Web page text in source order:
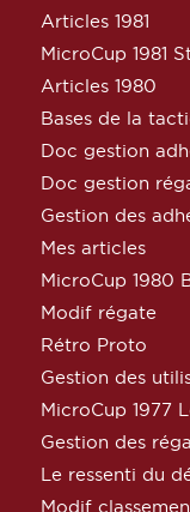
Articles 1981
MicroCup 1981
Articles 1980
Bases de la
Doc gestion
Doc gestion
Gestion des
Mes articles
MicroCup 1980
Modif régate
Rétro Proto
Gestion des
MicroCup 1977
Gestion des
Le ressenti du
Modif